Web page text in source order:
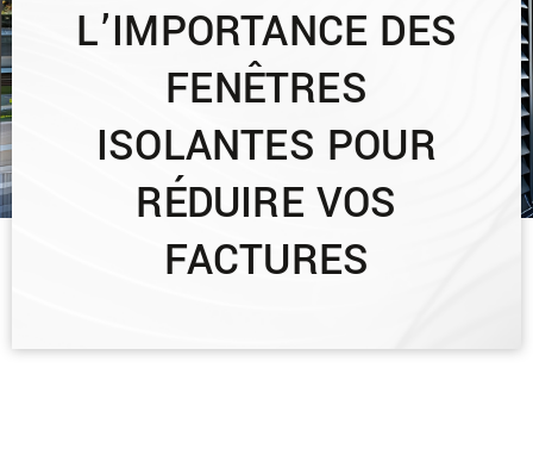
L’IMPORTANCE DES
FENÊTRES
ISOLANTES POUR
RÉDUIRE VOS
FACTURES